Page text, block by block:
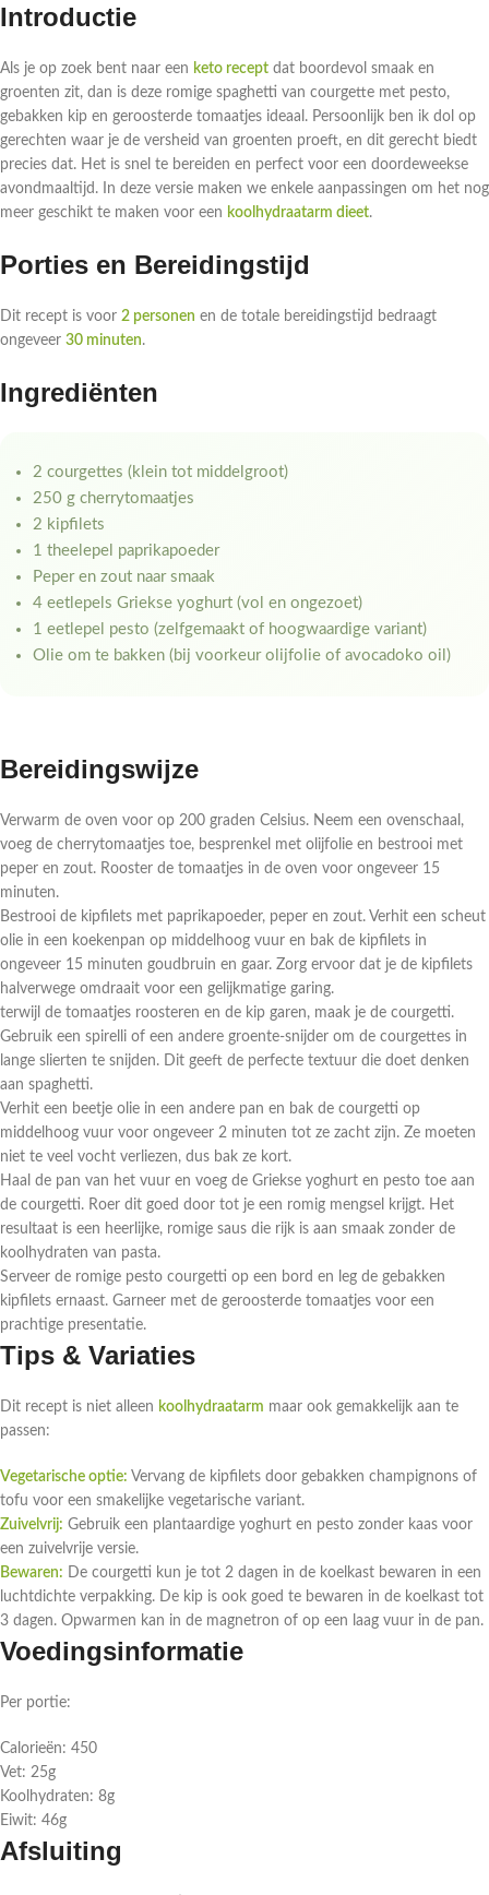
Introductie
Als je op zoek bent naar een keto recept dat boordevol smaak en
groenten zit, dan is deze romige spaghetti van courgette met pesto,
gebakken kip en geroosterde tomaatjes ideaal. Persoonlijk ben ik dol op
gerechten waar je de versheid van groenten proeft, en dit gerecht biedt
precies dat. Het is snel te bereiden en perfect voor een doordeweekse
avondmaaltijd. In deze versie maken we enkele aanpassingen om het nog
meer geschikt te maken voor een koolhydraatarm dieet.
Porties en Bereidingstijd
Dit recept is voor 2 personen en de totale bereidingstijd bedraagt
ongeveer 30 minuten.
Ingrediënten
2 courgettes (klein tot middelgroot)
250 g cherrytomaatjes
2 kipfilets
1 theelepel paprikapoeder
Peper en zout naar smaak
4 eetlepels Griekse yoghurt (vol en ongezoet)
1 eetlepel pesto (zelfgemaakt of hoogwaardige variant)
Olie om te bakken (bij voorkeur olijfolie of avocadoko oil)
Bereidingswijze
Verwarm de oven voor op 200 graden Celsius. Neem een ovenschaal,
voeg de cherrytomaatjes toe, besprenkel met olijfolie en bestrooi met
peper en zout. Rooster de tomaatjes in de oven voor ongeveer 15
minuten.
Bestrooi de kipfilets met paprikapoeder, peper en zout. Verhit een scheut
olie in een koekenpan op middelhoog vuur en bak de kipfilets in
ongeveer 15 minuten goudbruin en gaar. Zorg ervoor dat je de kipfilets
halverwege omdraait voor een gelijkmatige garing.
terwijl de tomaatjes roosteren en de kip garen, maak je de courgetti.
Gebruik een spirelli of een andere groente-snijder om de courgettes in
lange slierten te snijden. Dit geeft de perfecte textuur die doet denken
aan spaghetti.
Verhit een beetje olie in een andere pan en bak de courgetti op
middelhoog vuur voor ongeveer 2 minuten tot ze zacht zijn. Ze moeten
niet te veel vocht verliezen, dus bak ze kort.
Haal de pan van het vuur en voeg de Griekse yoghurt en pesto toe aan
de courgetti. Roer dit goed door tot je een romig mengsel krijgt. Het
resultaat is een heerlijke, romige saus die rijk is aan smaak zonder de
koolhydraten van pasta.
Serveer de romige pesto courgetti op een bord en leg de gebakken
kipfilets ernaast. Garneer met de geroosterde tomaatjes voor een
prachtige presentatie.
Tips & Variaties
Dit recept is niet alleen koolhydraatarm maar ook gemakkelijk aan te
passen:
Vegetarische optie: Vervang de kipfilets door gebakken champignons of
tofu voor een smakelijke vegetarische variant.
Zuivelvrij: Gebruik een plantaardige yoghurt en pesto zonder kaas voor
een zuivelvrije versie.
Bewaren: De courgetti kun je tot 2 dagen in de koelkast bewaren in een
luchtdichte verpakking. De kip is ook goed te bewaren in de koelkast tot
3 dagen. Opwarmen kan in de magnetron of op een laag vuur in de pan.
Voedingsinformatie
Per portie:
Calorieën: 450
Vet: 25g
Koolhydraten: 8g
Eiwit: 46g
Afsluiting